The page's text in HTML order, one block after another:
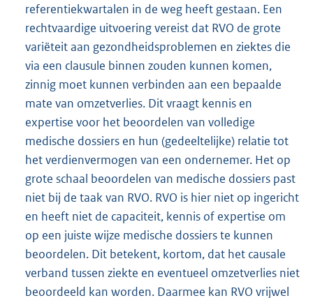
referentiekwartalen in de weg heeft gestaan. Een
rechtvaardige uitvoering vereist dat RVO de grote
variëteit aan gezondheidsproblemen en ziektes die
via een clausule binnen zouden kunnen komen,
zinnig moet kunnen verbinden aan een bepaalde
mate van omzetverlies. Dit vraagt kennis en
expertise voor het beoordelen van volledige
medische dossiers en hun (gedeeltelijke) relatie tot
het verdienvermogen van een ondernemer. Het op
grote schaal beoordelen van medische dossiers past
niet bij de taak van RVO. RVO is hier niet op ingericht
en heeft niet de capaciteit, kennis of expertise om
op een juiste wijze medische dossiers te kunnen
beoordelen. Dit betekent, kortom, dat het causale
verband tussen ziekte en eventueel omzetverlies niet
beoordeeld kan worden. Daarmee kan RVO vrijwel